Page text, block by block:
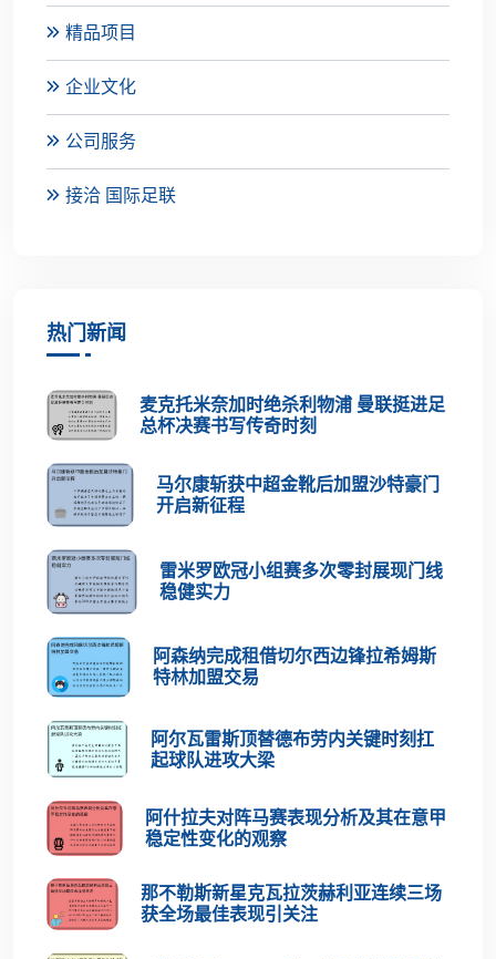
精品项目
企业文化
公司服务
接洽 国际足联
热门新闻
麦克托米奈加时绝杀利物浦 曼联挺进足
总杯决赛书写传奇时刻
马尔康斩获中超金靴后加盟沙特豪门
开启新征程
雷米罗欧冠小组赛多次零封展现门线
稳健实力
阿森纳完成租借切尔西边锋拉希姆斯
特林加盟交易
阿尔瓦雷斯顶替德布劳内关键时刻扛
起球队进攻大梁
阿什拉夫对阵马赛表现分析及其在意甲
稳定性变化的观察
那不勒斯新星克瓦拉茨赫利亚连续三场
获全场最佳表现引关注